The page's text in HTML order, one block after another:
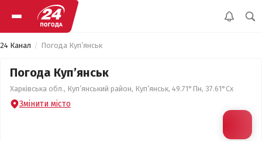
24 Канал Погода Куп’янськ
Погода Куп’янськ
Харківська обл., Куп’янський район, Куп’янськ, 49.71°Пн, 37.61°Сх
Змінити місто